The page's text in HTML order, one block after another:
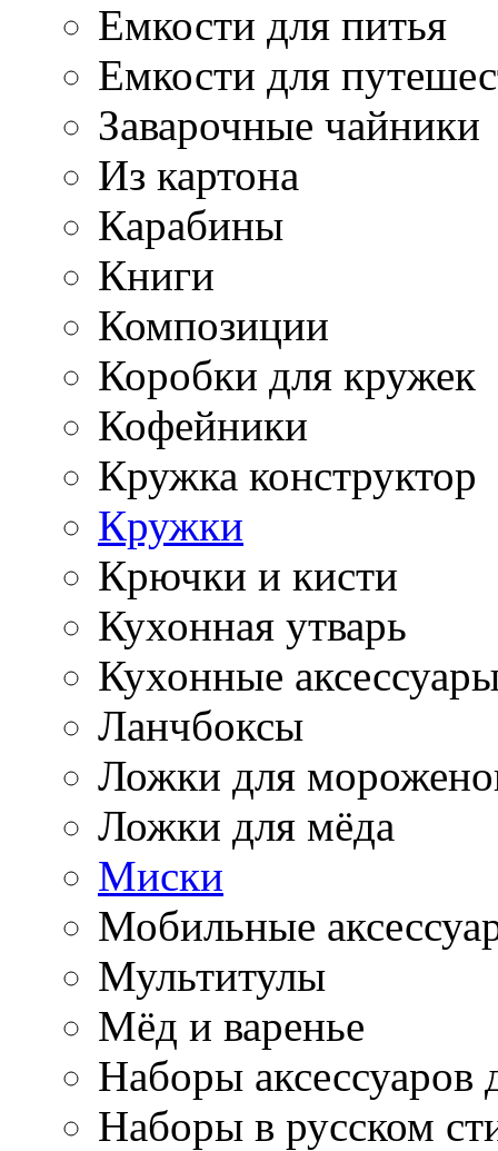
Емкости для питья
Емкости для
Заварочные чайники
Из картона
Карабины
Книги
Композиции
Коробки для кружек
Кофейники
Кружка конструктор
Кружки
Крючки и кисти
Кухонная утварь
Кухонные
Ланчбоксы
Ложки для
Ложки для мёда
Миски
Мобильные
Мультитулы
Мёд и варенье
Наборы аксессуаров
Наборы в русском